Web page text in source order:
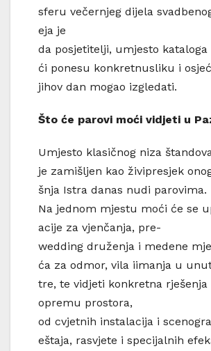
sferu večernjeg dijela
eja je
da posjetitelji, umjesto kataloga
ći ponesu konkretnusliku i
jihov dan mogao izgledati.
Što će parovi moći vidjeti u
Umjesto klasičnog niza
je zamišljen kao živipresjek
šnja Istra danas nudi parovima.
Na jednom mjestu moći će se
acije za vjenčanja, pre-
wedding druženja i medene
ća za odmor, vila iimanja u
tre, te vidjeti konkretna rješenja
opremu prostora,
od cvjetnih instalacija i
eštaja, rasvjete i specijalnih